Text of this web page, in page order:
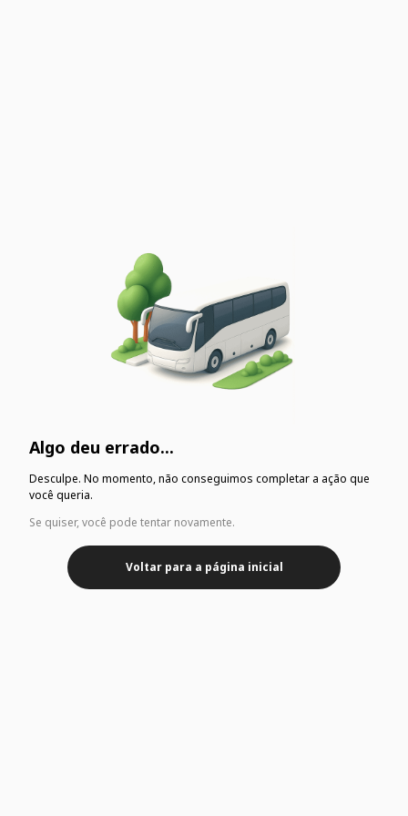
Algo deu errado...
Desculpe. No momento, não conseguimos completar a ação que
você queria.
Se quiser, você pode tentar novamente.
Voltar para a página inicial